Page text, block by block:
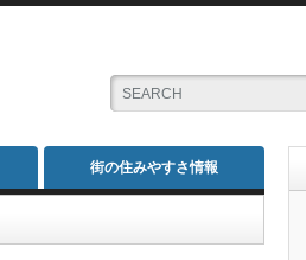
街の住みやすさ情報